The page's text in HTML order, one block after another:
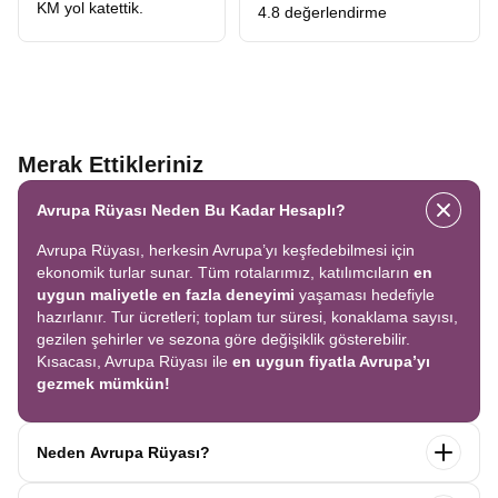
KM yol katettik. 4.8 değerlendirme
Merak Ettikleriniz
Avrupa Rüyası Neden Bu Kadar Hesaplı?
Avrupa Rüyası, herkesin Avrupa’yı keşfedebilmesi için
ekonomik turlar sunar. Tüm rotalarımız, katılımcıların en
uygun maliyetle en fazla deneyimi yaşaması hedefiyle
hazırlanır. Tur ücretleri; toplam tur süresi, konaklama sayısı,
gezilen şehirler ve sezona göre değişiklik gösterebilir.
Kısacası, Avrupa Rüyası ile en uygun fiyatla Avrupa’yı
gezmek mümkün!
Neden Avrupa Rüyası?
tek seferde birçok